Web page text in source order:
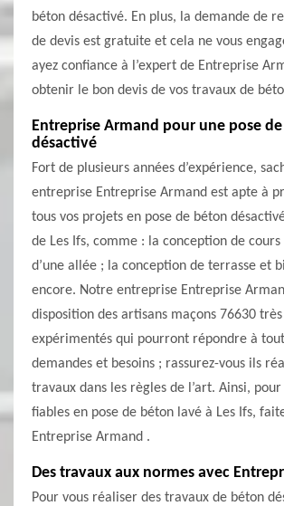
béton désactivé. En plus, la demande de
de devis est gratuite et cela ne vous
ayez confiance à l’expert de Entreprise
obtenir le bon devis de vos travaux de
Entreprise Armand pour une pose
désactivé
Fort de plusieurs années d’expérience,
entreprise Entreprise Armand est apte à
tous vos projets en pose de béton
de Les Ifs, comme : la conception de
d’une allée ; la conception de terrasse et
encore. Notre entreprise Entreprise
disposition des artisans maçons 76630
expérimentés qui pourront répondre à
demandes et besoins ; rassurez-vous ils
travaux dans les règles de l’art. Ainsi,
fiables en pose de béton lavé à Les Ifs,
Entreprise Armand .
Des travaux aux normes avec
Pour vous réaliser des travaux de béton